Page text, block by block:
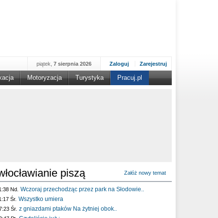
Zaloguj Zarejestruj
piątek, 7 sierpnia 2026
Motoryzacja Turystyka Pracuj.pl
piszą Załóż nowy temat
Nd. Wczoraj przechodząc przez park na Słodowie..
Śr. Wszystko umiera
Śr. z gniazdami ptaków Na żytniej obok..